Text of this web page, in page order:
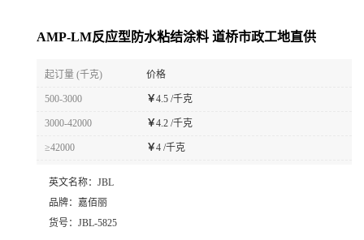
AMP-LM反应型防水粘结涂料 道桥市政工地直供
起订量 (千克) 价格
500-3000 ￥4.5 /千克
3000-42000 ￥4.2 /千克
≥42000 ￥4 /千克
英文名称： JBL
品牌： 嘉佰丽
货号： JBL-5825